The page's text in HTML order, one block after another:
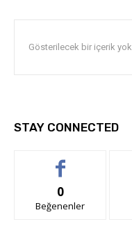
Gösterilecek bir içerik yok
STAY CONNECTED
0
Beğenenler